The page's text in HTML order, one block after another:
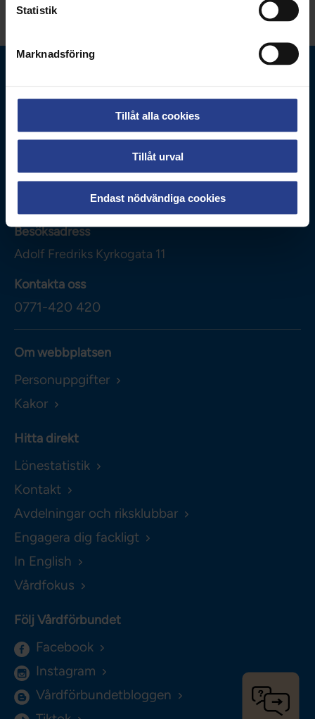
Statistik
Marknadsföring
Tillåt alla cookies
Tillåt urval
Endast nödvändiga cookies
Box 3260
Stockholm
Besöksadress
Adolf Fredriks Kyrkogata 11
Kontakta oss
0771-420 420
Om webbplatsen
Personuppgifter
Kakor
Hitta direkt
Lönestatistik
Kontakt
Avdelningar och riksklubbar
Engagera dig fackligt
In English
Vårdfokus
Följ Vårdförbundet
Facebook
Instagram
Vårdförbundetbloggen